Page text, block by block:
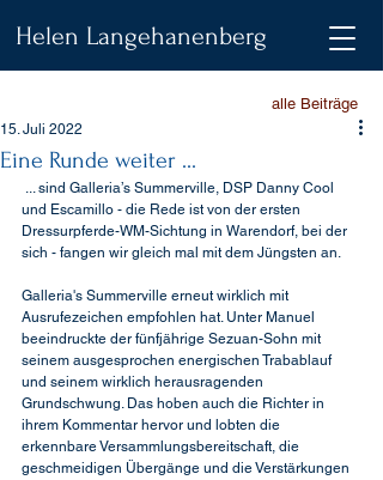
Helen Langehanenberg
alle Beiträge
Eine Runde weiter ...
15. Juli 2022
und Escamillo - die Rede ist von der ersten
Dressurpferde-WM-Sichtung in Warendorf, bei der
sich - fangen wir gleich mal mit dem Jüngsten an.
Galleria's Summerville erneut wirklich mit
Ausrufezeichen empfohlen hat. Unter Manuel
beeindruckte der fünfjährige Sezuan-Sohn mit
seinem ausgesprochen energischen Trabablauf
und seinem wirklich herausragenden
Grundschwung. Das hoben auch die Richter in
ihrem Kommentar hervor und lobten die
erkennbare Versammlungsbereitschaft, die
geschmeidigen Übergänge und die Verstärkungen